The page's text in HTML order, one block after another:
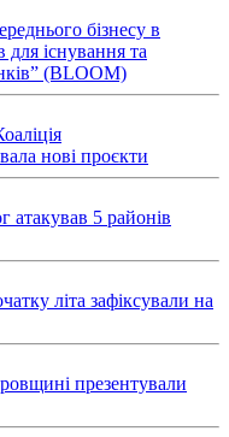
бізнесу в
існування та
(BLOOM)
нові проєкти
атакував 5 районів
літа зафіксували на
презентували